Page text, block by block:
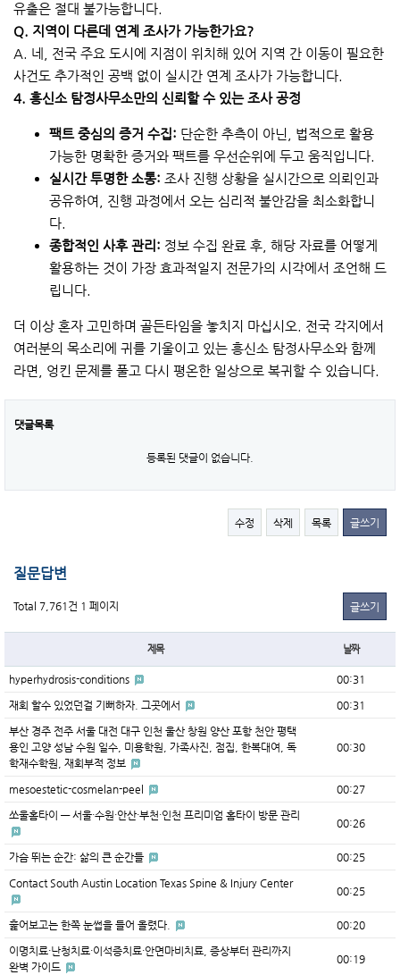
유출은 절대 불가능합니다.
Q. 지역이 다른데 연계 조사가 가능한가요?
A. 네, 전국 주요 도시에 지점이 위치해 있어 지역 간 이동이 필요한
사건도 추가적인 공백 없이 실시간 연계 조사가 가능합니다.
4. 흥신소 탐정사무소만의 신뢰할 수 있는 조사 공정
팩트 중심의 증거 수집: 단순한 추측이 아닌, 법적으로 활용
가능한 명확한 증거와 팩트를 우선순위에 두고 움직입니다.
실시간 투명한 소통: 조사 진행 상황을 실시간으로 의뢰인과
공유하여, 진행 과정에서 오는 심리적 불안감을 최소화합니
다.
종합적인 사후 관리: 정보 수집 완료 후, 해당 자료를 어떻게
활용하는 것이 가장 효과적일지 전문가의 시각에서 조언해 드
립니다.
더 이상 혼자 고민하며 골든타임을 놓치지 마십시오. 전국 각지에서
여러분의 목소리에 귀를 기울이고 있는 흥신소 탐정사무소와 함께
라면, 엉킨 문제를 풀고 다시 평온한 일상으로 복귀할 수 있습니다.
댓글목록
등록된 댓글이 없습니다.
수정 삭제 목록 글쓰기
질문답변
Total 7,761건 1 페이지 글쓰기
제목 날짜
hyperhydrosis-conditions 00:31
재회 할수 있었던걸 기뻐하자. 그곳에서 00:31
부산 경주 전주 서울 대전 대구 인천 울산 창원 양산 포항 천안 평택
용인 고양 성남 수원 일수, 미용학원, 가족사진, 점집, 한복대여, 독
학재수학원, 재회부적 정보
00:30
mesoestetic-cosmelan-peel 00:27
쏘울홈타이 — 서울·수원·안산·부천·인천 프리미엄 홈타이 방문 관리
00:26
가슴 뛰는 순간: 삶의 큰 순간들 00:25
Contact South Austin Location Texas Spine & Injury Center
00:25
훑어보고는 한쪽 눈썹을 들어 올렸다. 00:20
이명치료·난청치료·이석증치료·안면마비치료, 증상부터 관리까지
완벽 가이드
00:19